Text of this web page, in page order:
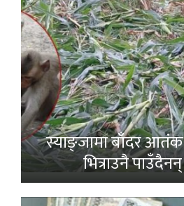
स्याङ्जामा बाँदर
भित्राउनै